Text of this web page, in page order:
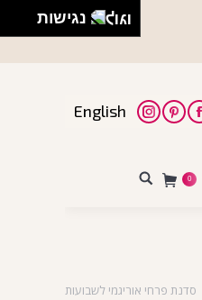
Facebook
Pinterest
Instagram
English
0
Search:
סדנת פרחי אוריגמי לשבועות
נגישות